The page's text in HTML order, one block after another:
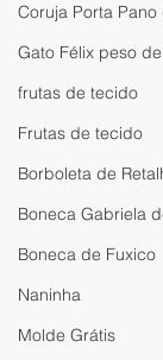
Coruja Porta
Gato Félix peso
frutas de tecido
Frutas de tecido
Borboleta de
Boneca Gabriela
Boneca de Fuxico
Naninha
Molde Grátis